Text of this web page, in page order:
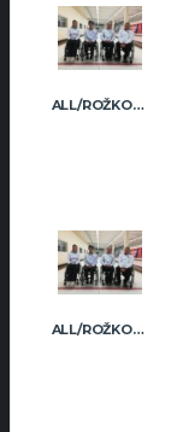
ALL/ROŽKOVA
ALL/ROŽKOVA